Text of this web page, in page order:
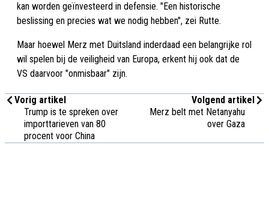
kan worden geïnvesteerd in defensie. "Een historische
beslissing en precies wat we nodig hebben", zei Rutte.
Maar hoewel Merz met Duitsland inderdaad een belangrijke rol
wil spelen bij de veiligheid van Europa, erkent hij ook dat de
VS daarvoor "onmisbaar" zijn.
Vorig artikel
Trump is te spreken over
importtarieven van 80
procent voor China
Volgend artikel
Merz belt met Netanyahu
over Gaza